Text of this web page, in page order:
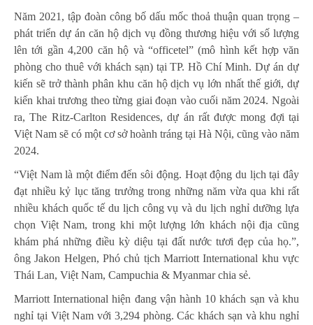
Năm 2021, tập đoàn công bố dấu mốc thoả thuận quan trọng –
phát triển dự án căn hộ dịch vụ đồng thương hiệu với số lượng
lên tới gần 4,200 căn hộ và “officetel” (mô hình kết hợp văn
phòng cho thuê với khách sạn) tại TP. Hồ Chí Minh. Dự án dự
kiến sẽ trở thành phân khu căn hộ dịch vụ lớn nhất thế giới, dự
kiến khai trương theo từng giai đoạn vào cuối năm 2024. Ngoài
ra, The Ritz-Carlton Residences, dự án rất được mong đợi tại
Việt Nam sẽ có một cơ sở hoành tráng tại Hà Nội, cũng vào năm
2024.
“Việt Nam là một điểm đến sôi động. Hoạt động du lịch tại đây
đạt nhiều kỷ lục tăng trưởng trong những năm vừa qua khi rất
nhiều khách quốc tế du lịch công vụ và du lịch nghỉ dưỡng lựa
chọn Việt Nam, trong khi một lượng lớn khách nội địa cũng
khám phá những điều kỳ diệu tại đất nước tươi đẹp của họ.”,
ông Jakon Helgen, Phó chủ tịch Marriott International khu vực
Thái Lan, Việt Nam, Campuchia & Myanmar chia sẻ.
Marriott International hiện đang vận hành 10 khách sạn và khu
nghỉ tại Việt Nam với 3,294 phòng. Các khách sạn và khu nghỉ